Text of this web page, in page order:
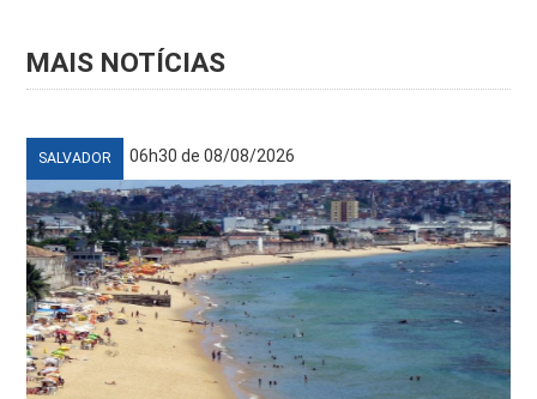
MAIS NOTÍCIAS
SALVADOR 06h30 de 08/08/2026